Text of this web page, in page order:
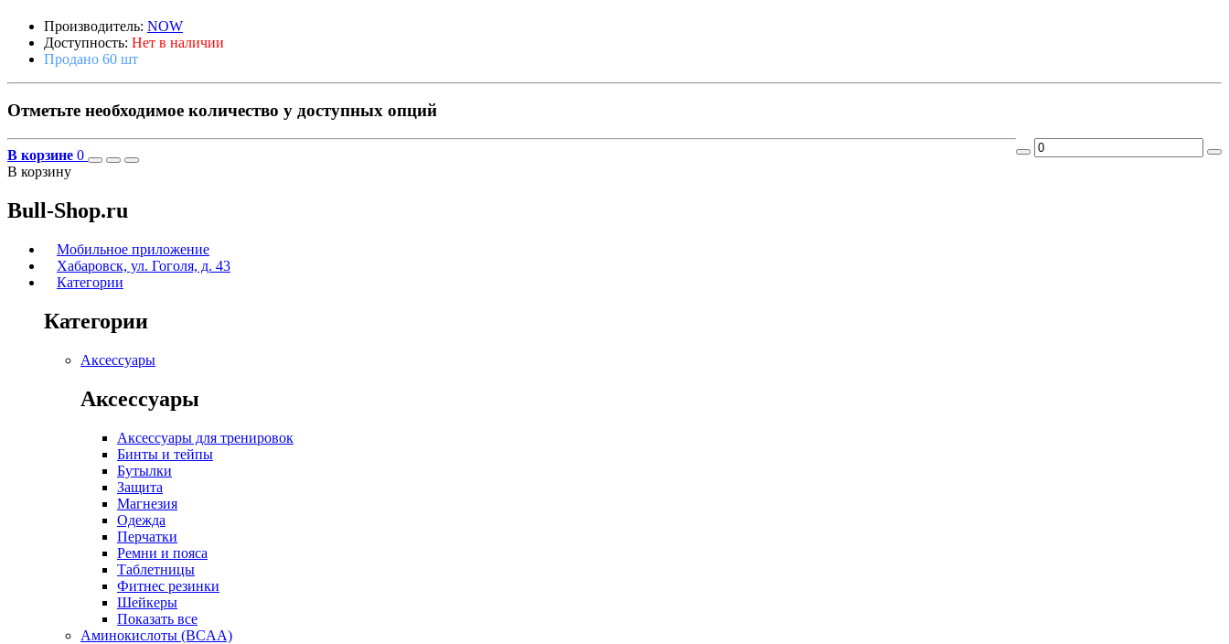
Производитель: NOW
Доступность: Нет в наличии
Продано 60 шт
Отметьте необходимое количество у доступных опций
В корзине 0
В корзину
Bull-Shop.ru
Мобильное приложение
Хабаровск, ул. Гоголя, д. 43
Категории
Категории
Аксессуары
Аксессуары
Аксессуары для тренировок
Бинты и тейпы
Бутылки
Защита
Магнезия
Одежда
Перчатки
Ремни и пояса
Таблетницы
Фитнес резинки
Шейкеры
Показать все
Аминокислоты (BCAA)